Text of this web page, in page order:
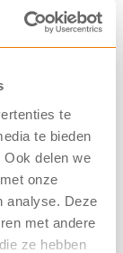
te
te bieden
delen we
onze
analyse. Deze
met andere
ze hebben
groot